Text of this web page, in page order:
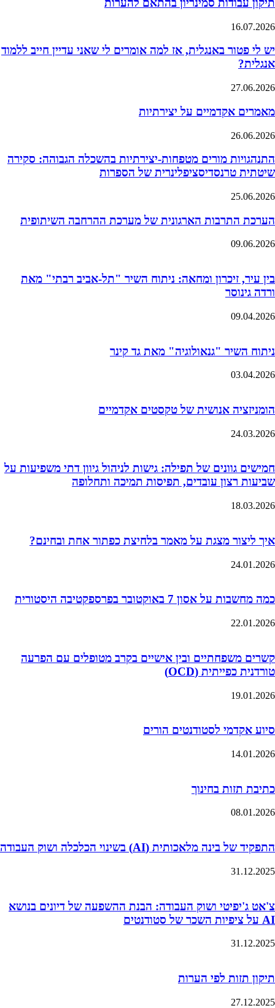
תיקון עבודות סמינריון בהתאם להערות
16.07.2026
יש לי פטור באנגלית, אז למה אומרים לי שאני עדיין חייב ללמוד
אנגלית?
27.06.2026
מאמרים אקדמיים על יצירתיות
26.06.2026
התנהגויות מורים מטפחות-יצירתיות בהשכלה הגבוהה: סקירה
שיטתית טרנסדיסציפלינרית של הספרות
25.06.2026
הערכת התרבות הארגונית של מערכת ההרחבה השיתופית
09.06.2026
בין עיר, זיכרון ומחאה: ניתוח השיר "תל-אביב רבתי" מאת
ורדה גינוסר
09.04.2026
ניתוח השיר "גנאולוגיה" מאת גד קינר
03.04.2026
הומניזציה אנושית של טקסטים אקדמיים
24.03.2026
חמישים גוונים של תפילה: גישות לניהול גיוון דתי משפיעות על
שביעות רצון עובדים, תפיסות תמיכה ותחלופה
18.03.2026
איך ליצור מצגת על מאמר בלחיצת כפתור אחת ובחינם?
24.01.2026
כמה מחשבות על אסון 7 באוקטובר בפרספקטיבה היסטורית
22.01.2026
קשרים משפחתיים ובין אישיים בקרב מטופלים עם הפרעה
טורדנית כפייתית (OCD)
19.01.2026
סיוע אקדמי לסטודנטים הורים
14.01.2026
כתיבת תזות בחינוך
08.01.2026
התפקיד של בינה מלאכותית (AI) בשינוי הכלכלה ושוק העבודה
31.12.2025
צ'אט ג'יפיטי ושוק העבודה: הבנת ההשפעה של דיונים בנושא
AI על ציפיות השכר של סטודנטים
31.12.2025
תיקון תזות לפי הערות
27.12.2025